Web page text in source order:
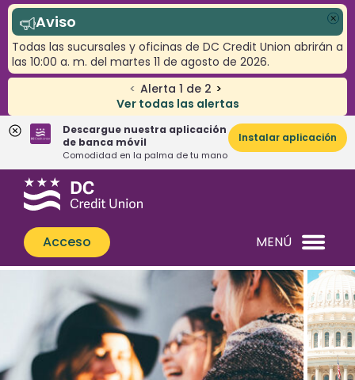
< Alerta 1 de 2 >
Ver todas las alertas
Aviso
Todas las sucursales y oficinas de DC Credit Union abrirán a
las 10:00 a. m. del martes 11 de agosto de 2026.
Descargue nuestra aplicación
de banca móvil
Comodidad en la palma de tu mano
Instalar aplicación
Saltar
Saltar
sesión
¿Qué
podemos
ayudarle
a
encontrar?
Acceso MENÚ